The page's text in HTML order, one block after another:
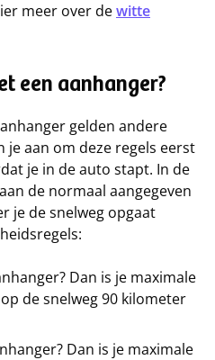
meer over dewitte
een aanhanger?
gelden andere
je aan om deze regels eerst
je in de auto stapt. In de
de normaal aangegeven
je de snelweg opgaat
Dan is je maximale
de snelweg 90 kilometer
Dan is je maximale